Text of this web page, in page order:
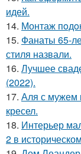
идей.
14. Монтаж
15. Фанаты 65-
стиля назвали.
16. Лучшее
(2022).
17. Аля с мужем
кресел.
18. Интерьер
2 в